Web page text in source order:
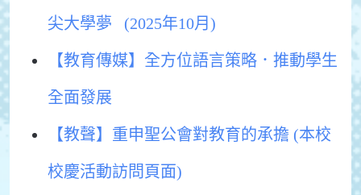
尖大學夢 (2025年10月)
【教育傳媒】全方位語言策略．推動學生
全面發展
【教聲】重申聖公會對教育的承擔 (本校
校慶活動訪問頁面)